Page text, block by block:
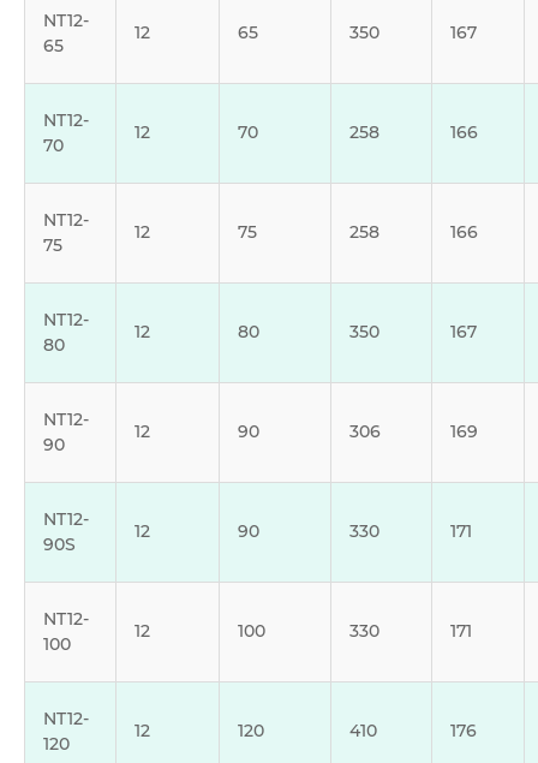
NT12-
65
12 65 350 167
NT12-
70
12 70 258 166
NT12-
75
12 75 258 166
NT12-
80
12 80 350 167
NT12-
90
12 90 306 169
NT12-
90S
12 90 330 171
NT12-
100
12 100 330 171
NT12-
120
12 120 410 176